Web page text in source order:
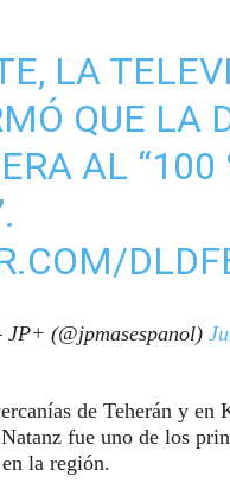
LA
QUE LA
AL “100
(@jpmasespanol)
de Teherán y
fue uno de los
la región.